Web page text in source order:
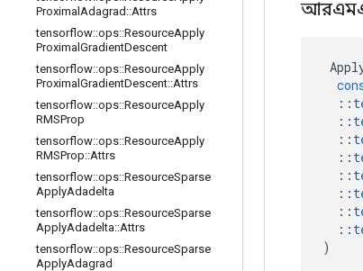
Proximal Adagrad ::Attrs
tensorflow::ops::ResourceApply
Proximal GradientDescent
tensorflow::ops::ResourceApply
Proximal GradientDescent::Attrs
tensorflow::ops::ResourceApply
RMSProp
tensorflow::ops::ResourceApply
RMSProp::Attrs
tensorflow::ops::ResourceSparse
ApplyAdadelta
tensorflow::ops::ResourceSparse
ApplyAdadelta::Attrs
tensorflow::ops::ResourceSparse
ApplyAdagrad
::
::
::
::
::
::
::
::
)